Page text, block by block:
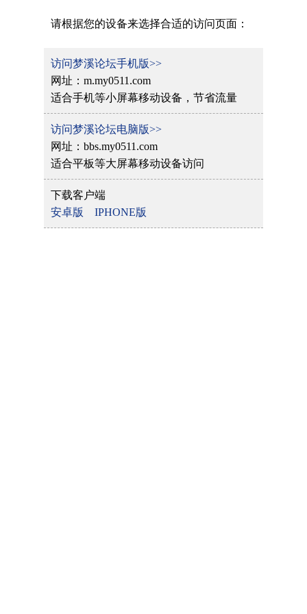
请根据您的设备来选择合适的访问页面：
访问梦溪论坛手机版>>
网址：m.my0511.com
适合手机等小屏幕移动设备，节省流量
访问梦溪论坛电脑版>>
网址：bbs.my0511.com
适合平板等大屏幕移动设备访问
下载客户端
安卓版
IPHONE版